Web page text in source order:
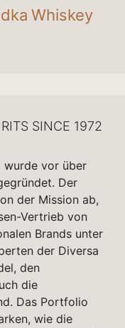
Whiskey
SINCE 1972
wurde vor über
Der
der Mission ab,
Vertrieb von
Brands unter
der Diversa
den
die
Das Portfolio
wie die